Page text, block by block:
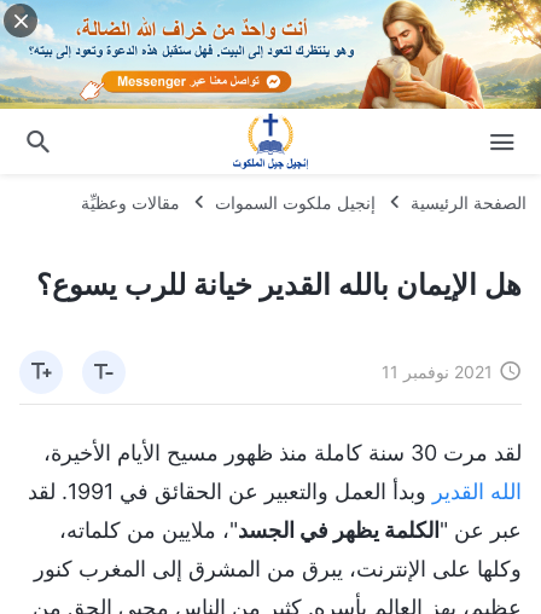
الصفحة الرئيسية إنجيل ملكوت السموات مقالات وعظيِّة
هل الإيمان بالله القدير خيانة للرب يسوع؟
2021 نوفمبر 11
لقد مرت 30 سنة كاملة منذ ظهور مسيح الأيام الأخيرة،
الله القدير
وبدأ العمل والتعبير عن الحقائق في 1991. لقد
عبر عن "الكلمة يظهر في الجسد"، ملايين من كلماته،
وكلها على الإنترنت، يبرق من المشرق إلى المغرب كنور
عظيم، يهز العالم بأسره. كثير من الناس محبي الحق من